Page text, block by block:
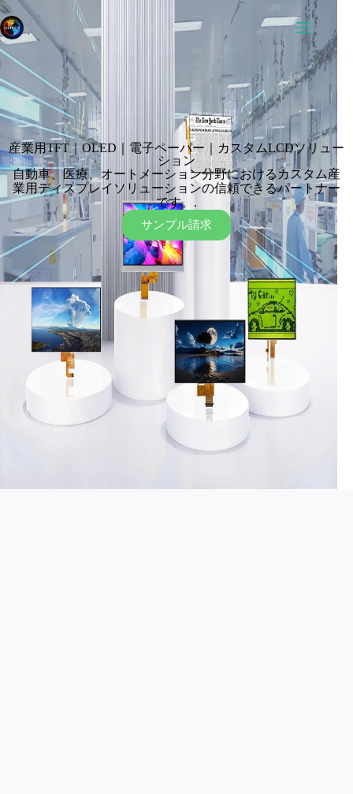
産業用TFT｜OLED｜電子ペーパー｜カスタムLCDソリュー
ション
自動車、医療、オートメーション分野におけるカスタム産
業用ディスプレイソリューションの信頼できるパートナー
です。.
サンプル請求